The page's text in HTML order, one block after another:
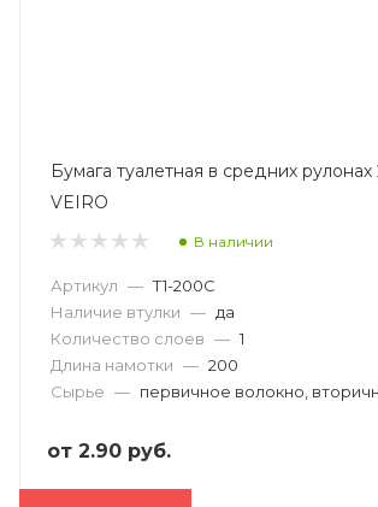
Бумага туалетная в средних рулонах
VEIRO
В наличии
Артикул — T1-200C
Наличие втулки — да
Количество слоев — 1
Длина намотки — 200
Сырье — первичное волокно,
от 2.90 руб.